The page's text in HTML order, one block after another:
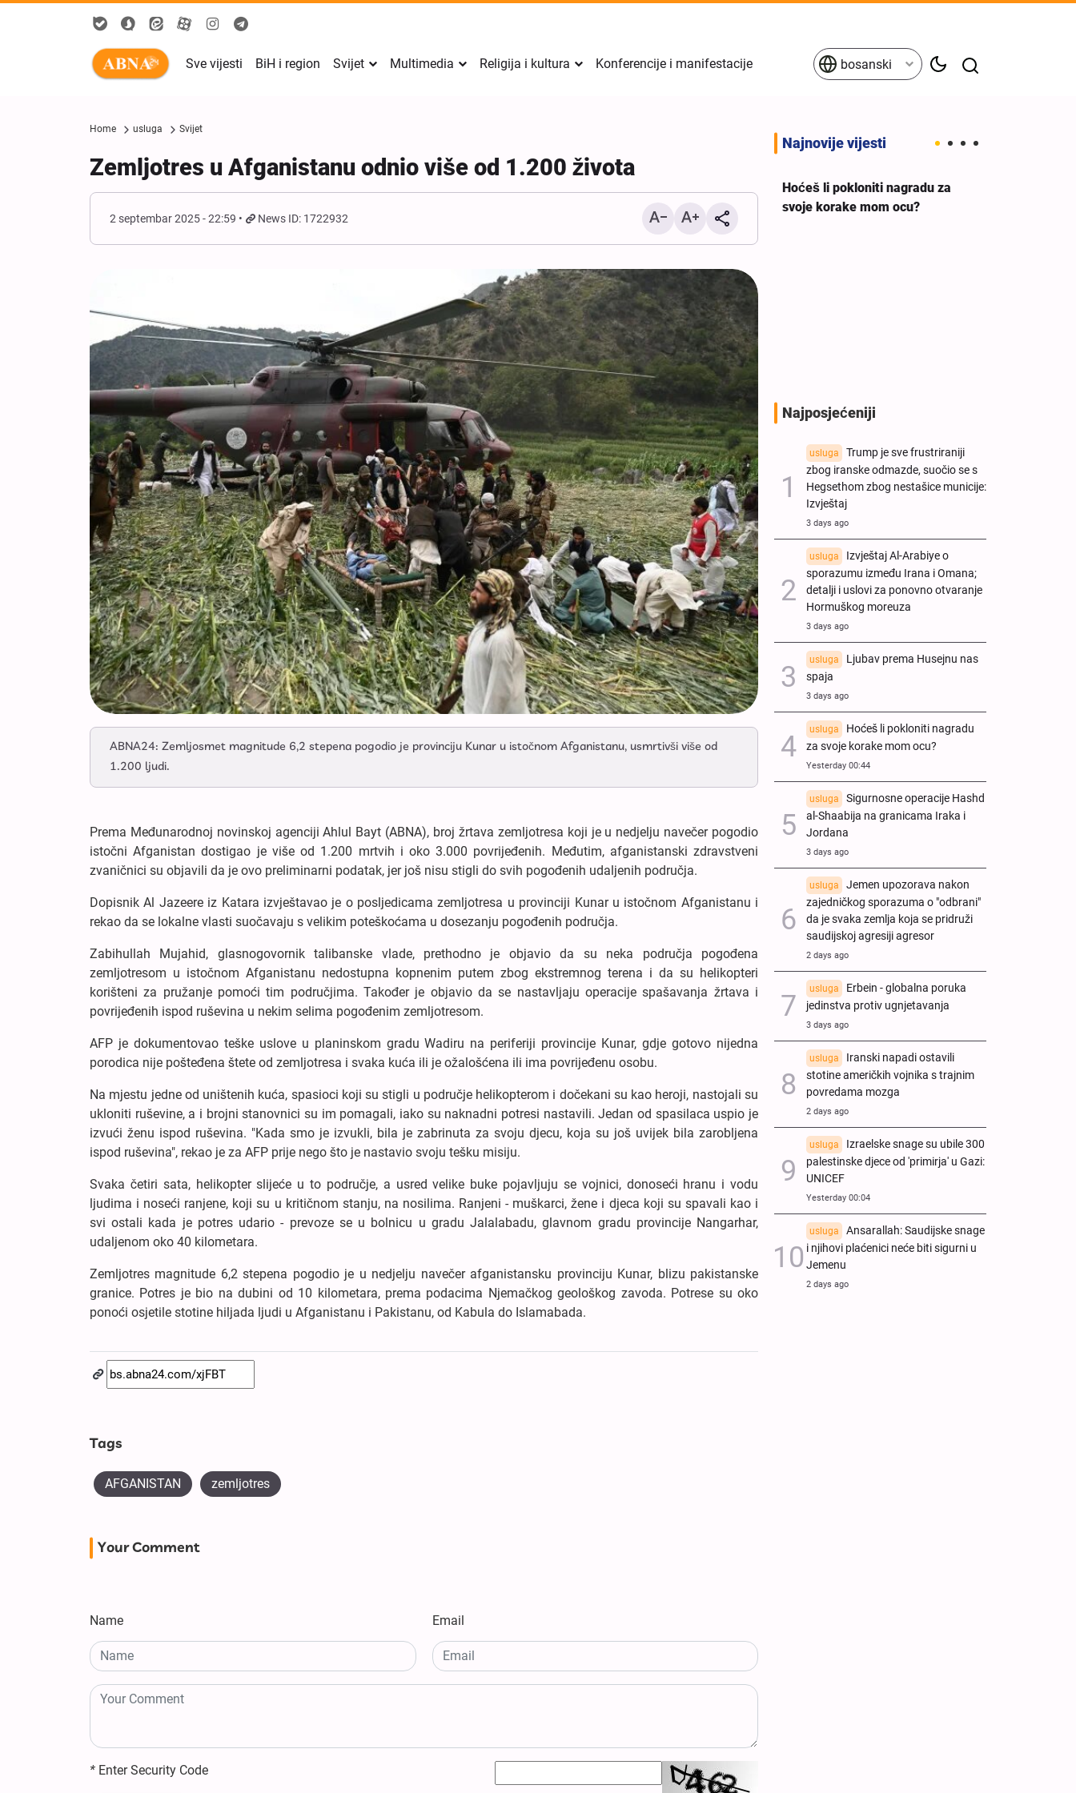
Sve vijesti BiH i region Svijet Multimedia Religija i kultura Konferencije i manifestacije bosanski
Home usluga Svijet
Zemljotres u Afganistanu odnio više od 1.200 života
2 septembar 2025 - 22:59 News ID: 1722932
ABNA24: Zemljosmet magnitude 6,2 stepena pogodio je provinciju Kunar u istočnom Afganistanu, usmrtivši više od
1.200 ljudi.
Prema Međunarodnoj novinskoj agenciji Ahlul Bayt (ABNA), broj žrtava zemljotresa koji je u nedjelju navečer pogodio
istočni Afganistan dostigao je više od 1.200 mrtvih i oko 3.000 povrijeđenih. Međutim, afganistanski zdravstveni
zvaničnici su objavili da je ovo preliminarni podatak, jer još nisu stigli do svih pogođenih udaljenih područja.
Dopisnik Al Jazeere iz Katara izvještavao je o posljedicama zemljotresa u provinciji Kunar u istočnom Afganistanu i
rekao da se lokalne vlasti suočavaju s velikim poteškoćama u dosezanju pogođenih područja.
Zabihullah Mujahid, glasnogovornik talibanske vlade, prethodno je objavio da su neka područja pogođena
zemljotresom u istočnom Afganistanu nedostupna kopnenim putem zbog ekstremnog terena i da su helikopteri
korišteni za pružanje pomoći tim područjima. Također je objavio da se nastavljaju operacije spašavanja žrtava i
povrijeđenih ispod ruševina u nekim selima pogođenim zemljotresom.
AFP je dokumentovao teške uslove u planinskom gradu Wadiru na periferiji provincije Kunar, gdje gotovo nijedna
porodica nije pošteđena štete od zemljotresa i svaka kuća ili je ožalošćena ili ima povrijeđenu osobu.
Na mjestu jedne od uništenih kuća, spasioci koji su stigli u područje helikopterom i dočekani su kao heroji, nastojali su
ukloniti ruševine, a i brojni stanovnici su im pomagali, iako su naknadni potresi nastavili. Jedan od spasilaca uspio je
izvući ženu ispod ruševina. "Kada smo je izvukli, bila je zabrinuta za svoju djecu, koja su još uvijek bila zarobljena
ispod ruševina", rekao je za AFP prije nego što je nastavio svoju tešku misiju.
Svaka četiri sata, helikopter slijeće u to područje, a usred velike buke pojavljuju se vojnici, donoseći hranu i vodu
ljudima i noseći ranjene, koji su u kritičnom stanju, na nosilima. Ranjeni - muškarci, žene i djeca koji su spavali kao i
svi ostali kada je potres udario - prevoze se u bolnicu u gradu Jalalabadu, glavnom gradu provincije Nangarhar,
udaljenom oko 40 kilometara.
Zemljotres magnitude 6,2 stepena pogodio je u nedjelju navečer afganistansku provinciju Kunar, blizu pakistanske
granice. Potres je bio na dubini od 10 kilometara, prema podacima Njemačkog geološkog zavoda. Potrese su oko
ponoći osjetile stotine hiljada ljudi u Afganistanu i Pakistanu, od Kabula do Islamabada.
Tags
AFGANISTAN zemljotres
Your Comment
Name Email
* Enter Security Code
Najnovije vijesti
Sigurnost Perzijskog zaljeva
mora doći iznutra regije, a ne
izvana: zamjenik iranskog
ministra vanjskih poslova
Hoćeš li pokloniti nagradu za
svoje korake mom ocu?
Najposjećeniji
usluga
Trump je sve frustriraniji
zbog iranske odmazde, suočio se s
Hegsethom zbog nestašice municije:
Izvještaj
3 days ago
usluga
Izvještaj Al-Arabiye o
sporazumu između Irana i Omana;
detalji i uslovi za ponovno otvaranje
Hormuškog moreuza
3 days ago
usluga
Ljubav prema Husejnu nas
spaja
3 days ago
usluga
Hoćeš li pokloniti nagradu
za svoje korake mom ocu?
Yesterday 00:44
usluga
Sigurnosne operacije Hashd
al-Shaabija na granicama Iraka i
Jordana
3 days ago
usluga
Jemen upozorava nakon
zajedničkog sporazuma o "odbrani"
da je svaka zemlja koja se pridruži
saudijskoj agresiji agresor
2 days ago
usluga
Erbein - globalna poruka
jedinstva protiv ugnjetavanja
3 days ago
usluga
Iranski napadi ostavili
stotine američkih vojnika s trajnim
povredama mozga
2 days ago
usluga
Izraelske snage su ubile 300
palestinske djece od 'primirja' u Gazi:
UNICEF
Yesterday 00:04
usluga
Ansarallah: Saudijske snage
i njihovi plaćenici neće biti sigurni u
Jemenu
2 days ago